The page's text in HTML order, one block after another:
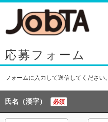
応募フォーム
フォームに入力して送信してください。
氏名（漢字） 必須